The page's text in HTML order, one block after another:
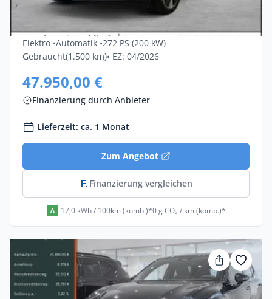
Volvo Ex30 Single Motor Extended Range
Elektro •Automatik •272 PS (200 kW)
Gebraucht(1.500 km)• EZ: 04/2026
47.950,00 €
Finanzierung durch Anbieter
Lieferzeit: ca. 1 Monat
Zum Angebot
Finanzierung vergleichen
A 17,0 kWh / 100km (komb.)*0 g CO₂ / km (komb.)*